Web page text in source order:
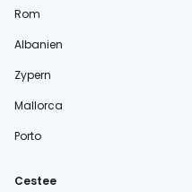
Rom
Albanien
Zypern
Mallorca
Porto
Cestee